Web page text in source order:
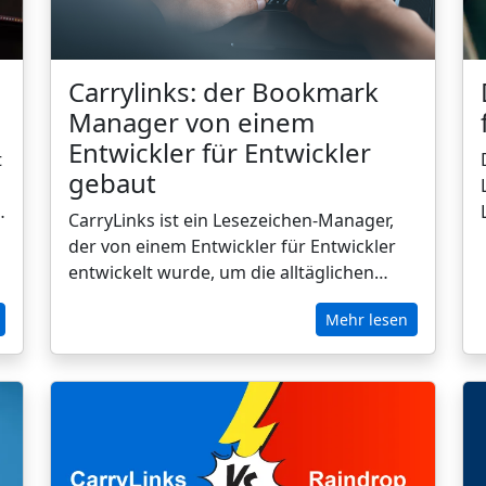
Carrylinks: der Bookmark
Manager von einem
Entwickler für Entwickler
gebaut
CarryLinks ist ein Lesezeichen-Manager,
der von einem Entwickler für Entwickler
entwickelt wurde, um die alltäglichen
Frustrationen von unordentlichen Tabs,
verstreuten Lesezeichen und verlorenen
Ressourcen zu lösen. Im Gegensatz zu
einfachen Browser-Tools oder
eingeschränkten Apps bietet CarryLinks
Ihnen browserübergreifende
Synchronisierung, Offline-Lesen,
intelligente Organisation nach Projekten
Mehr lesen